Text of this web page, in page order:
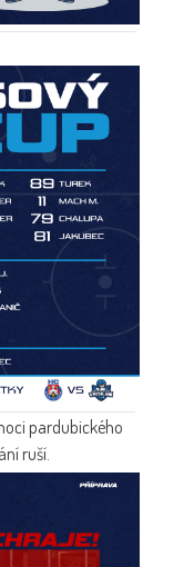
pardubického
ruší.